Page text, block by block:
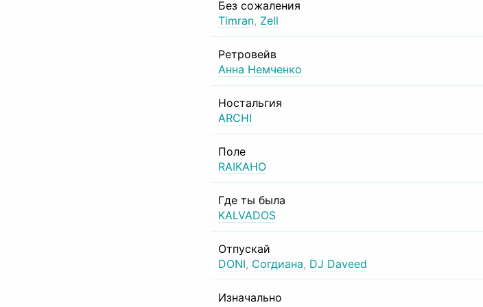
Без сожаления
Timran, Zell
Ретровейв
Анна Немченко
Ностальгия
ARCHI
Поле
RAIKAHO
Где ты была
KALVADOS
Отпускай
DONI, Согдиана, DJ Daveed
Изначально